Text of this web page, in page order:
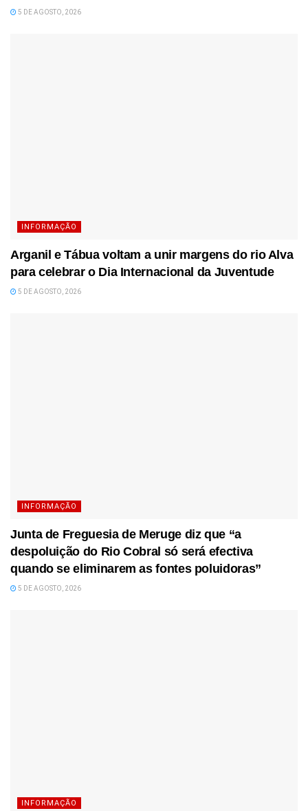
5 DE AGOSTO, 2026
INFORMAÇÃO
Arganil e Tábua voltam a unir margens do rio Alva
para celebrar o Dia Internacional da Juventude
5 DE AGOSTO, 2026
INFORMAÇÃO
Junta de Freguesia de Meruge diz que “a
despoluição do Rio Cobral só será efectiva
quando se eliminarem as fontes poluidoras”
5 DE AGOSTO, 2026
INFORMAÇÃO